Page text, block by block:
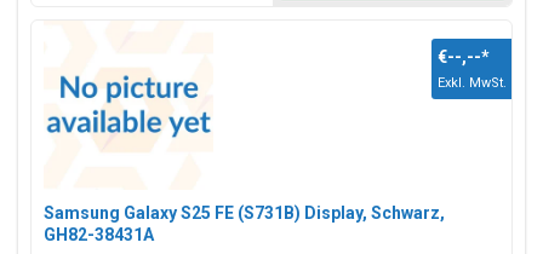
Samsung Galaxy S25 FE (S731B) Display, Schwarz,
GH82-38431A
€--,--*
Exkl. MwSt.